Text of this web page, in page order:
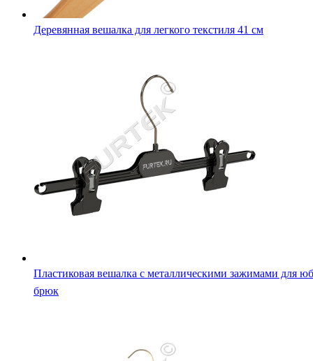
Деревянная вешалка для легкого текстиля 41 см
Пластиковая вешалка с металлическими зажимами для
брюк